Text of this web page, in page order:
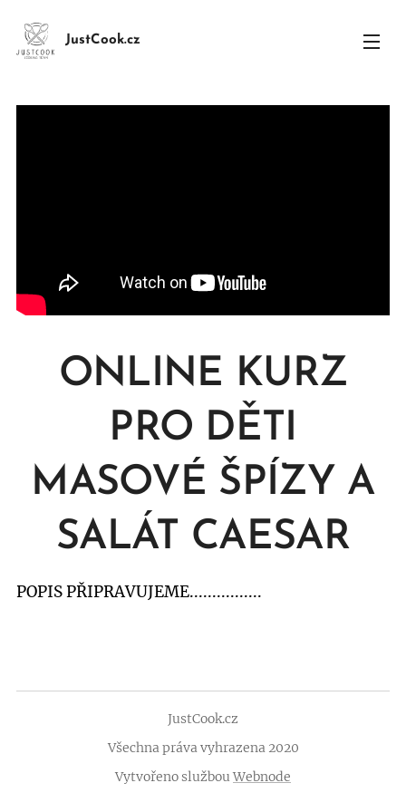
JustCook.cz
ONLINE KURZ
PRO DĚTI
MASOVÉ ŠPÍZY A
SALÁT CAESAR
POPIS PŘIPRAVUJEME................
JustCook.cz
Všechna práva vyhrazena 2020
Vytvořeno službouWebnode